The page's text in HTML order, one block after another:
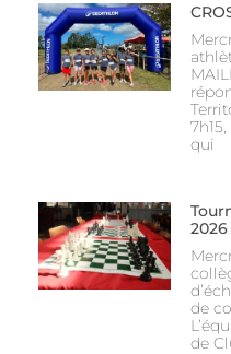
qui
2026
de
de